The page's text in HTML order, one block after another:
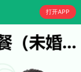
打开APP